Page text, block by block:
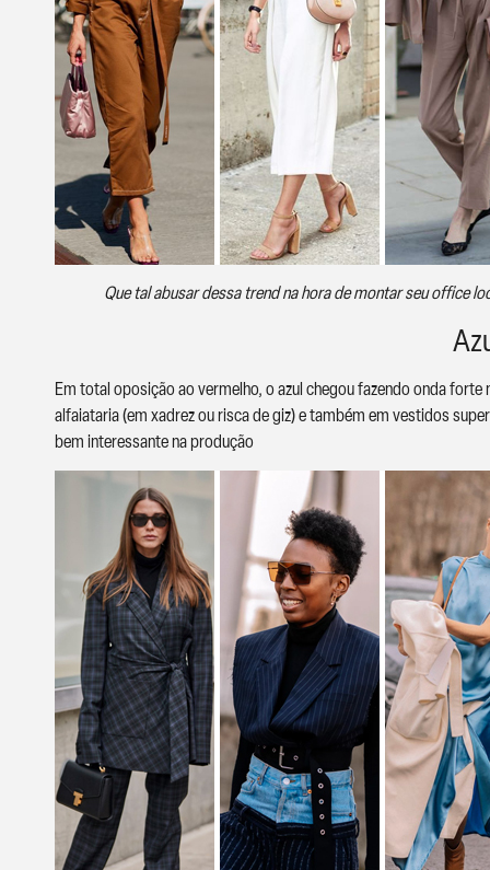
Que tal abusar dessa trend na hora de montar seu office
Em total oposição ao vermelho, o azul chegou fazendo onda
alfaiataria (em xadrez ou risca de giz) e também em vestidos
bem interessante na produção